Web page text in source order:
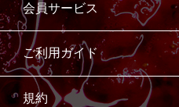
会員サービス
ご利用ガイド
規約